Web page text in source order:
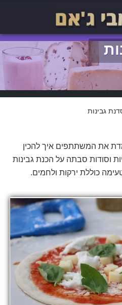
גבינות
את המשתתפים איך להכין
וסודות סבתה על הכנת גבינות
כוללת ירקות ולחמים.